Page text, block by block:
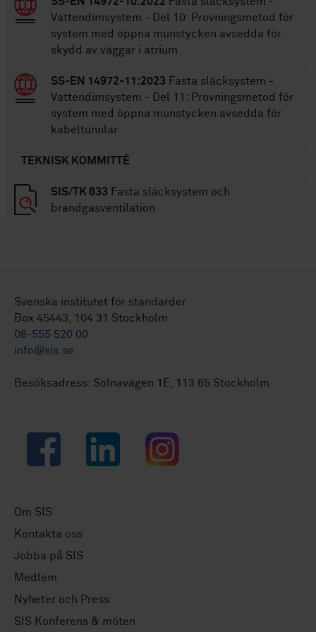
Vattendimsystem - Del 10: Provningsmetod för
system med öppna munstycken avsedda för
skydd av väggar i atrium
SS-EN 14972-11:2023 Fasta släcksystem -
Vattendimsystem - Del 11: Provningsmetod för
system med öppna munstycken avsedda för
kabeltunnlar
TEKNISK KOMMITTÉ
SIS/TK 633 Fasta släcksystem och
brandgasventilation
Svenska institutet för standarder
Box 45443, 104 31 Stockholm
08-555 520 00
info@sis.se
Besöksadress: Solnavägen 1E, 113 65 Stockholm
Facebook LinkedIn Instagram
Om SIS
Kontakta oss
Jobba på SIS
Medlem
Nyheter och Press
SIS Konferens & möten